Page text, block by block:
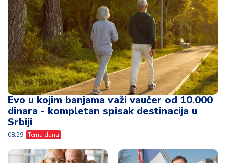
Evo u kojim banjama važi vaučer od 10.000
dinara - kompletan spisak destinacija u
Srbiji
08:59 Tema dana